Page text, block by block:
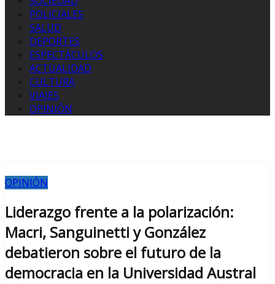
POLICIALES
SALUD
DEPORTES
ESPECTÁCULOS
ACTUALIDAD
CULTURA
VIAJES
OPINIÓN
OPINIÓN
Liderazgo frente a la polarización:
Macri, Sanguinetti y González
debatieron sobre el futuro de la
democracia en la Universidad Austral